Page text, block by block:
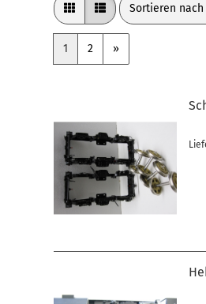
Sortieren nach
Sortieren nach
1 2 »